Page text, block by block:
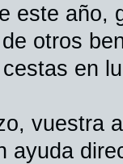
este año,
otros
en
vuestra
ayuda